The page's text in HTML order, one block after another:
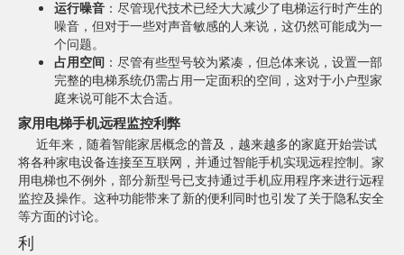
运行噪音 ：尽管现代技术已经大大减少了电梯运行时产生的
噪音，但对于一些对声音敏感的人来说，这仍然可能成为一
个问题。
占用空间 ：尽管有些型号较为紧凑，但总体来说，设置一部
完整的电梯系统仍需占用一定面积的空间，这对于小户型家
庭来说可能不太合适。
家用电梯手机远程监控利弊
近年来，随着智能家居概念的普及，越来越多的家庭开始尝试
将各种家电设备连接至互联网，并通过智能手机实现远程控制。家
用电梯也不例外，部分新型号已支持通过手机应用程序来进行远程
监控及操作。这种功能带来了新的便利同时也引发了关于隐私安全
等方面的讨论。
利